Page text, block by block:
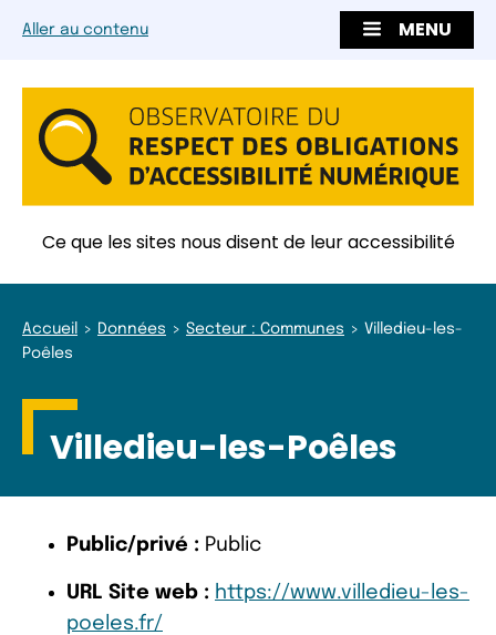
Aller au contenu MENU
Ce que les sites nous disent de leur accessibilité
Accueil Données Secteur : Communes
Villedieu-les-
Poêles
Villedieu-les-Poêles
Public/privé : Public
URL Site web : https://www.villedieu-les-
poeles.fr/